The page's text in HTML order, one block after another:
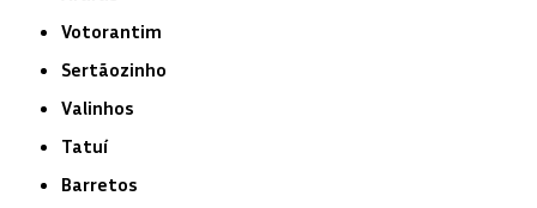
Votorantim
Sertãozinho
Valinhos
Tatuí
Barretos